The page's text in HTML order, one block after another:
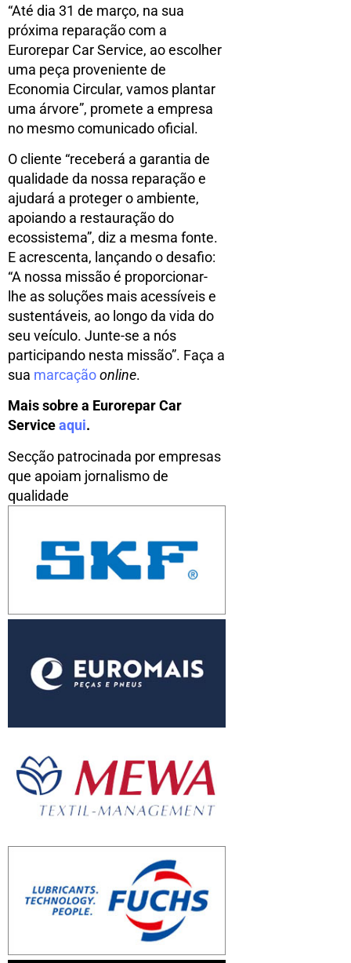
“Até dia 31 de março, na sua
próxima reparação com a
Eurorepar Car Service, ao escolher
uma peça proveniente de
Economia Circular, vamos plantar
uma árvore”, promete a empresa
no mesmo comunicado oficial.
O cliente “receberá a garantia de
qualidade da nossa reparação e
ajudará a proteger o ambiente,
apoiando a restauração do
ecossistema”, diz a mesma fonte.
E acrescenta, lançando o desafio:
“A nossa missão é proporcionar-
lhe as soluções mais acessíveis e
sustentáveis, ao longo da vida do
seu veículo. Junte-se a nós
participando nesta missão”. Faça a
sua marcaçãoonline.
Mais sobre a Eurorepar Car
Serviceaqui.
Secção patrocinada por empresas
que apoiam jornalismo de
qualidade